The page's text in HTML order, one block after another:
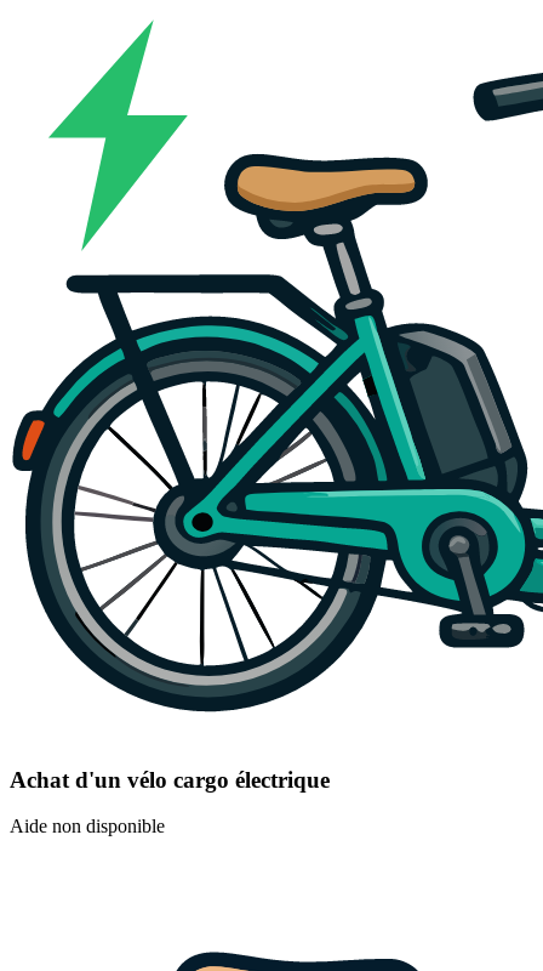
Achat d'un vélo cargo électrique
Aide non disponible